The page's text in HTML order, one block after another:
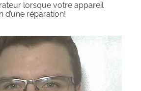
lorsque votre appareil
d’une réparation!